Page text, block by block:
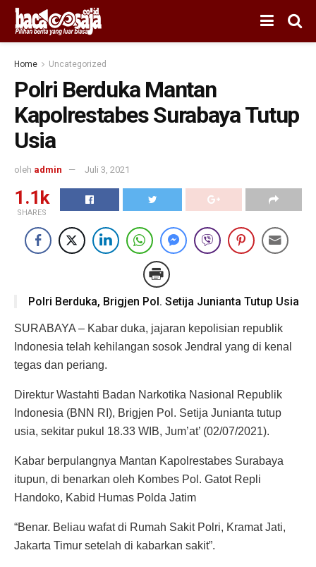
Home Uncategorized
Polri Berduka Mantan
Kapolrestabes Surabaya Tutup
Usia
oleh admin Juli 3, 2021
1.1k
SHARES
Polri Berduka, Brigjen Pol. Setija Junianta Tutup Usia
SURABAYA – Kabar duka, jajaran kepolisian republik
Indonesia telah kehilangan sosok Jendral yang di kenal
tegas dan periang.
Direktur Wastahti Badan Narkotika Nasional Republik
Indonesia (BNN RI), Brigjen Pol. Setija Junianta tutup
usia, sekitar pukul 18.33 WIB, Jum’at’ (02/07/2021).
Kabar berpulangnya Mantan Kapolrestabes Surabaya
itupun, di benarkan oleh Kombes Pol. Gatot Repli
Handoko, Kabid Humas Polda Jatim
“Benar. Beliau wafat di Rumah Sakit Polri, Kramat Jati,
Jakarta Timur setelah di kabarkan sakit”.